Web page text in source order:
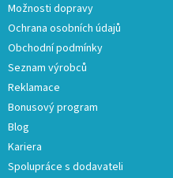
Možnosti dopravy
Ochrana osobních údajů
Obchodní podmínky
Seznam výrobců
Reklamace
Bonusový program
Blog
Kariera
Spolupráce s dodavateli